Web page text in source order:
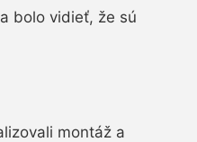
bolo vidieť, že sú
montáž a